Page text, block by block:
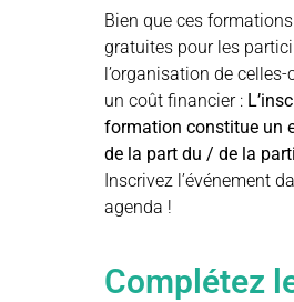
Bien que ces
gratuites pour les
l’organisation de celles-
un coût financier :
formation constitue un
de la part du / de la
Inscrivez l’événement
agenda !
Complétez